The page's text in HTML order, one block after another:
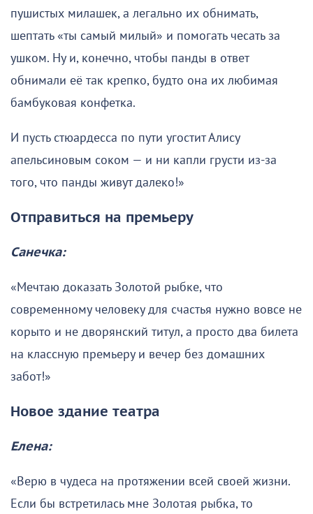
пушистых милашек, а легально их обнимать,
шептать «ты самый милый» и помогать чесать за
ушком. Ну и, конечно, чтобы панды в ответ
обнимали её так крепко, будто она их любимая
бамбуковая конфетка.
И пусть стюардесса по пути угостит Алису
апельсиновым соком — и ни капли грусти из-за
того, что панды живут далеко!»
Отправиться на премьеру
Санечка:
«Мечтаю доказать Золотой рыбке, что
современному человеку для счастья нужно вовсе не
корыто и не дворянский титул, а просто два билета
на классную премьеру и вечер без домашних
забот!»
Новое здание театра
Елена:
«Верю в чудеса на протяжении всей своей жизни.
Если бы встретилась мне Золотая рыбка, то